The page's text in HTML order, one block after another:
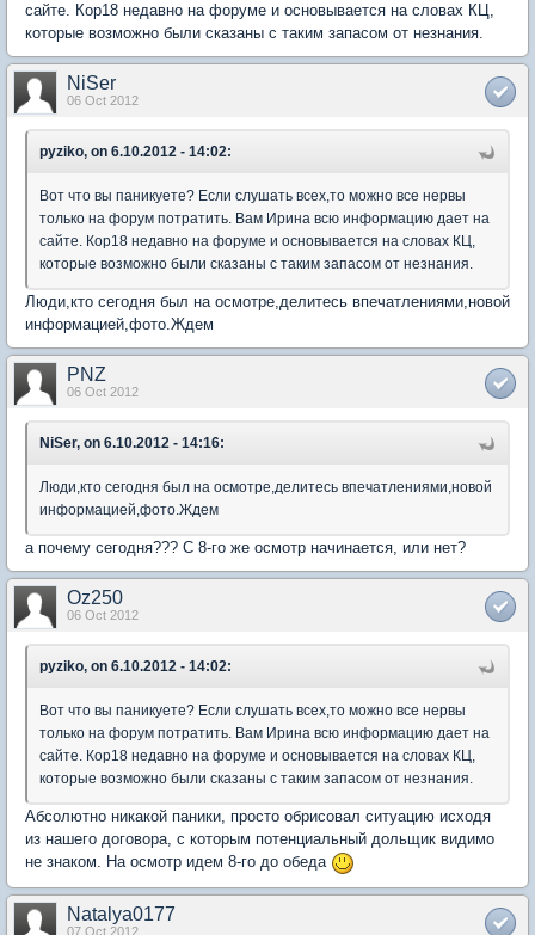
сайте. Кор18 недавно на форуме и основывается на словах КЦ,
которые возможно были сказаны с таким запасом от незнания.
NiSer
06 Oct 2012
pyziko, on 6.10.2012 - 14:02:
Вот что вы паникуете? Если слушать всех,то можно все нервы
только на форум потратить. Вам Ирина всю информацию дает на
сайте. Кор18 недавно на форуме и основывается на словах КЦ,
которые возможно были сказаны с таким запасом от незнания.
Люди,кто сегодня был на осмотре,делитесь впечатлениями,новой
информацией,фото.Ждем
PNZ
06 Oct 2012
NiSer, on 6.10.2012 - 14:16:
Люди,кто сегодня был на осмотре,делитесь впечатлениями,новой
информацией,фото.Ждем
а почему сегодня??? С 8-го же осмотр начинается, или нет?
Oz250
06 Oct 2012
pyziko, on 6.10.2012 - 14:02:
Вот что вы паникуете? Если слушать всех,то можно все нервы
только на форум потратить. Вам Ирина всю информацию дает на
сайте. Кор18 недавно на форуме и основывается на словах КЦ,
которые возможно были сказаны с таким запасом от незнания.
Абсолютно никакой паники, просто обрисовал ситуацию исходя
из нашего договора, с которым потенциальный дольщик видимо
не знаком. На осмотр идем 8-го до обеда
Natalya0177
07 Oct 2012